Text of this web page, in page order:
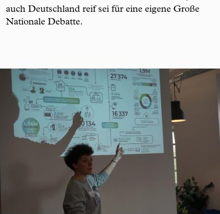
auch Deutschland reif sei für eine eigene Große
Nationale Debatte.